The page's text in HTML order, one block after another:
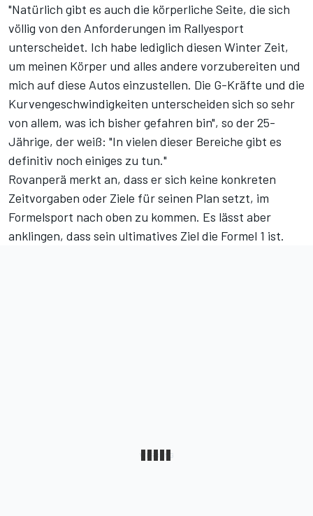
"Natürlich gibt es auch die körperliche Seite, die sich
völlig von den Anforderungen im Rallyesport
unterscheidet. Ich habe lediglich diesen Winter Zeit,
um meinen Körper und alles andere vorzubereiten und
mich auf diese Autos einzustellen. Die G-Kräfte und die
Kurvengeschwindigkeiten unterscheiden sich so sehr
von allem, was ich bisher gefahren bin", so der 25-
Jährige, der weiß: "In vielen dieser Bereiche gibt es
definitiv noch einiges zu tun."
Rovanperä merkt an, dass er sich keine konkreten
Zeitvorgaben oder Ziele für seinen Plan setzt, im
Formelsport nach oben zu kommen. Es lässt aber
anklingen, dass sein ultimatives Ziel die Formel 1 ist.